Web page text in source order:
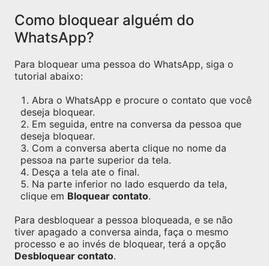
Como bloquear alguém do
WhatsApp?
Para bloquear uma pessoa do WhatsApp, siga o
tutorial abaixo:
Abra o WhatsApp e procure o contato que você
deseja bloquear.
Em seguida, entre na conversa da pessoa que
deseja bloquear.
Com a conversa aberta clique no nome da
pessoa na parte superior da tela.
Desça a tela ate o final.
Na parte inferior no lado esquerdo da tela,
clique em Bloquear contato.
Para desbloquear a pessoa bloqueada, e se não
tiver apagado a conversa ainda, faça o mesmo
processo e ao invés de bloquear, terá a opção
Desbloquear contato.